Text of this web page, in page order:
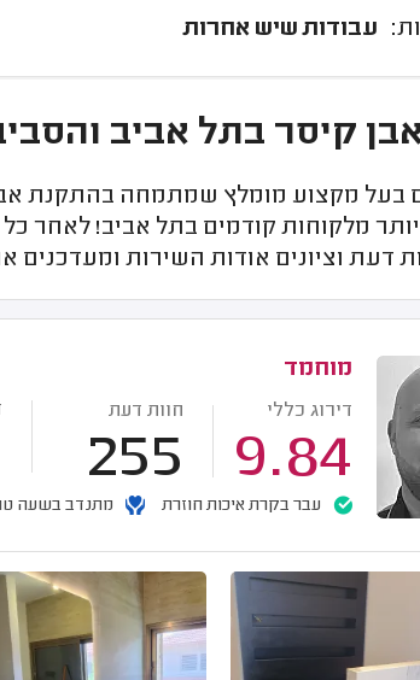
עבודות שיש אחרות
קיסר בתל אביב
מקצוע מומלץ שמתמחה בהתקנת אבן
מלקוחות קודמים בתל אביב! לאחר
דעת וציונים אודות השירות
מוחמד
דירוג כללי
9.84
חוות דעת
255
עבר בקרת איכות חוזרת מתנדב בשעה